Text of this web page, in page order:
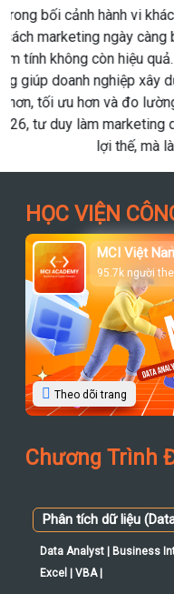
Khi Data Science dịch
hệ thống, ranh giới giữa
Engineer ngày càng mờ
ngữ phổ biến nhất mà
HỌC VIỆN
MCI Việt
95.7k người
Theo dõi trang
Chương Trình
Data Analyst | Business
Excel | VBA |
Khoa học dữ liệu